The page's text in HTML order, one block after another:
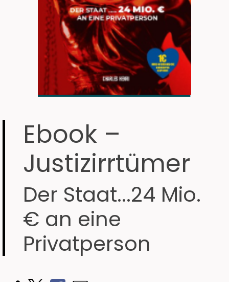
Ebook –
Justizirrtümer
Der Staat...24 Mio.
€ an eine
Privatperson